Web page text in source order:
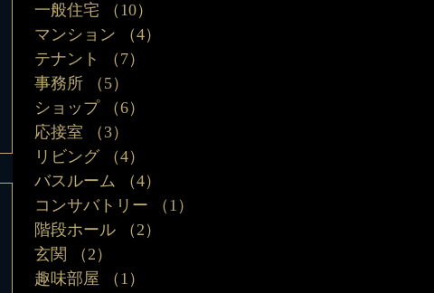
一般住宅 （10）
マンション
（4）
テナント
（7）
事務所
（5）
ショップ
（6）
応接室
（3）
リビング
（4）
バスルーム
（4）
コンサバトリー
（1）
階段ホール
（2）
玄関
（2）
趣味部屋
（1）